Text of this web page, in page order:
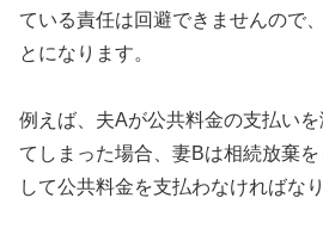
ている責任は回避できませんので
とになります。
例えば、夫Aが公共料金の支払い
てしまった場合、妻Bは相続放棄
して公共料金を支払わなければなり